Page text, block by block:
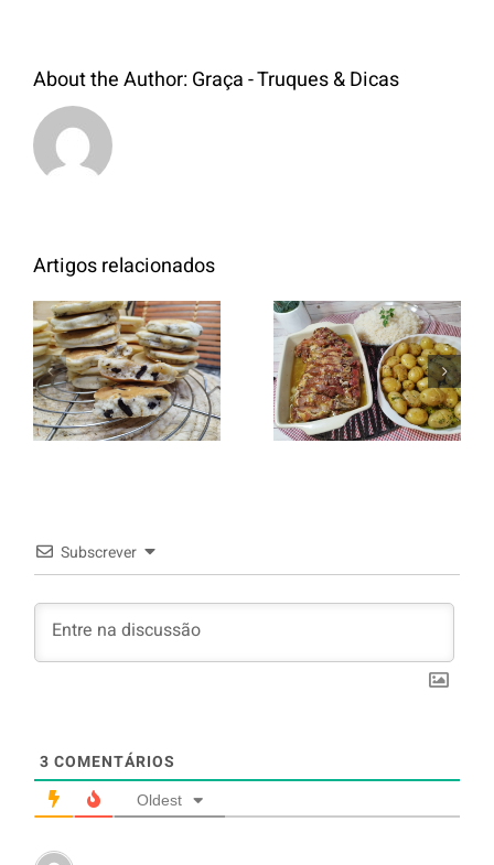
About the Author:Graça - Truques & Dicas
Artigos relacionados
Panquecas
com Oreo
Entrecosto
italiano c/
batata a
murro e
Subscrever
3 COMENTÁRIOS
Oldest